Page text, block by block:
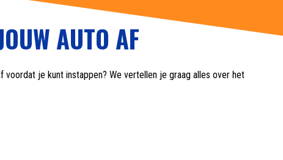
AUTO AF
je kunt instappen? We vertellen je graag alles over het